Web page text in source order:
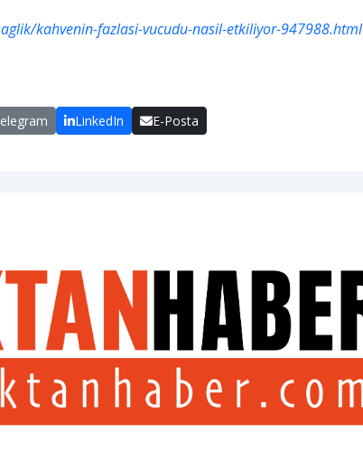
kahvenin-fazlasi-vucudu-nasil-etkiliyor-947988.html
LinkedIn E-Posta